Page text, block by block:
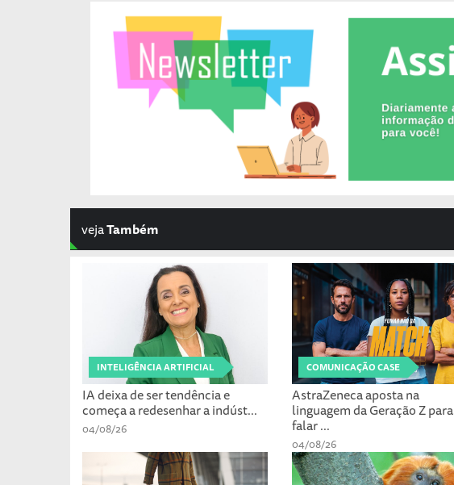
vejaTambém
INTELIGÊNCIA ARTIFICIAL
IA deixa de ser tendência e
começa a redesenhar a indúst...
04/08/26
COMUNICAÇÃO CASE
AstraZeneca aposta na
linguagem da Geração Z para
falar ...
04/08/26